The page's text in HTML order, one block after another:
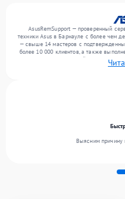
AsusRemSupport — проверенный
техники Asus в Барнауле с более чем
— свыше 14 мастеров с
более 10 000 клиентов, а также
Ежемесячно в сервисный центр
работаем с широким спектром
Выясним причину